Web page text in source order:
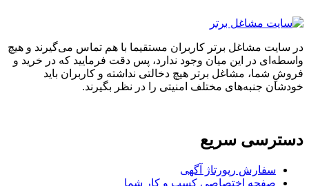
در سایت مشاغل برتر کاربران مستقیما با هم تماس می‌گیرند و هیچ
واسطه‌ای در این میان وجود ندارد، پس دقت فرمایید که در خرید و
فروشِ شما، مشاغل برتر هیچ دخالتی نداشته و کاربران باید
خودشان جنبه‌های مختلف امنیتی را در نظر بگیرند.
دسترسی سریع
سفارش رپورتاژ آگهی
صفحه اختصاصی کسب و کار شما